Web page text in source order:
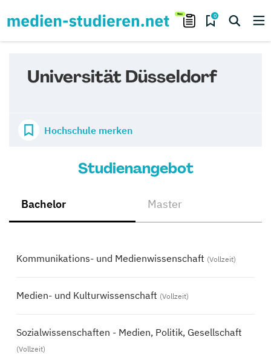
0
Universität Düsseldorf
Hochschule merken
Studienangebot
Bachelor Master
Kommunikations- und Medienwissenschaft (Vollzeit)
Medien- und Kulturwissenschaft (Vollzeit)
Sozialwissenschaften - Medien, Politik, Gesellschaft
(Vollzeit)